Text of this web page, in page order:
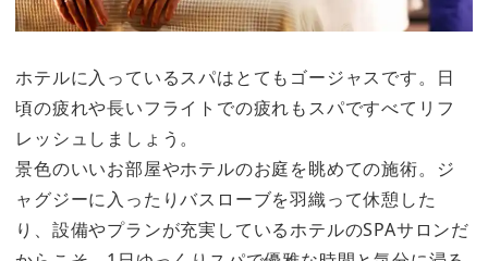
ホテルに入っているスパはとてもゴージャスです。日
頃の疲れや長いフライトでの疲れもスパですべてリフ
レッシュしましょう。
景色のいいお部屋やホテルのお庭を眺めての施術。ジ
ャグジーに入ったりバスローブを羽織って休憩した
り、設備やプランが充実しているホテルのSPAサロンだ